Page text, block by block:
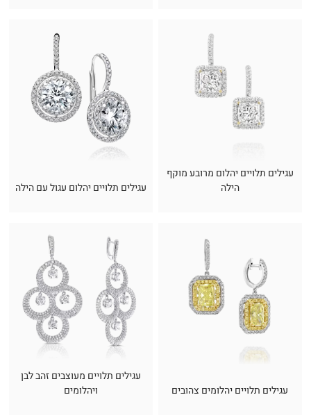
עגילים תלויים יהלום מרובע מוקף
הילה
עגילים תלויים יהלום עגול עם הילה
עגילים תלויים יהלומים צהובים
עגילים תלויים מעוצבים זהב לבן
ויהלומים